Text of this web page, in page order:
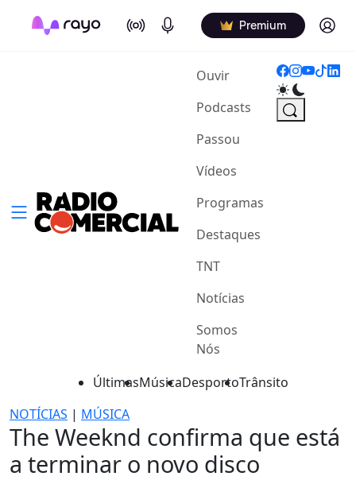
On Air Podcasts Premium Log in
Ouvir(current)
Podcasts
Passou
Vídeos
Programas
Destaques
TNT
Notícias
Somos
Nós
ÚltimasMúsicaDesportoTrânsito
NOTÍCIAS | MÚSICA
The Weeknd confirma que está
a terminar o novo disco